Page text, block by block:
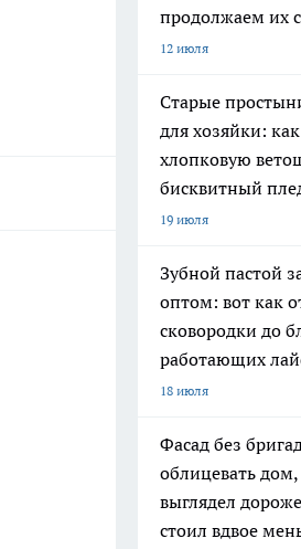
продолжаем их
12 июля
Старые
для хозяйки:
хлопковую
бисквитный
19 июля
Зубной пастой
оптом: вот как
сковородки до
работающих
18 июля
Фасад без
облицевать
выглядел
стоил вдвое